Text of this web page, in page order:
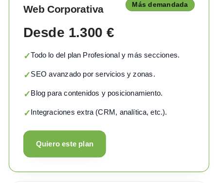
Web Corporativa Más demandada
Desde 1.300 €
✓Todo lo del plan Profesional y más secciones.
✓SEO avanzado por servicios y zonas.
✓Blog para contenidos y posicionamiento.
✓Integraciones extra (CRM, analítica, etc.).
Quiero este plan